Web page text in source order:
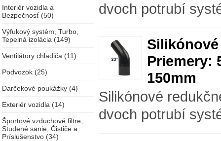
Interiér vozidla a
Bezpečnosť (50)
Výfukový systém, Turbo,
Tepelná izolácia (149)
Ventilátory chladiča (11)
Podvozok (25)
Darčekové poukážky (4)
Exteriér vozidla (14)
Športové vzduchové filtre,
Studené sanie, Čističe a
Príslušenstvo (34)
dvoch potrubí
Priemery:
150mm
Silikónové
dvoch potrubí